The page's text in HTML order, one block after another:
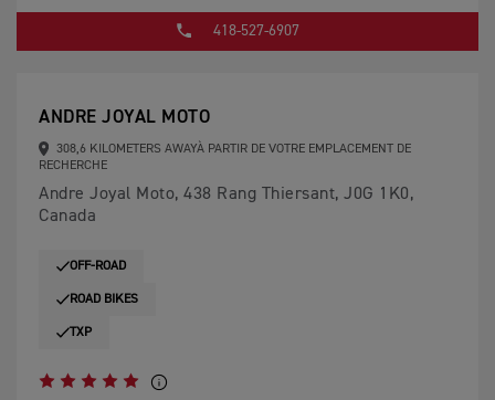
418-527-6907
ANDRE JOYAL MOTO
308,6 KILOMETERS AWAYÀ PARTIR DE VOTRE EMPLACEMENT DE
RECHERCHE
Andre Joyal Moto, 438 Rang Thiersant, J0G 1K0,
Canada
OFF-ROAD
ROAD BIKES
TXP